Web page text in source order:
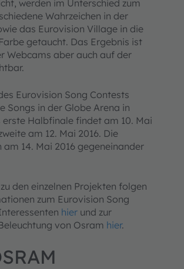
werden im Unterschied zum
Wahrzeichen in der
das Eurovision Village in die
getaucht. Das Ergebnis ist
Webcams aber auch auf der
Eurovision Song Contests
Songs in der Globe Arena in
erste Halbfinale findet am 10. Mai
am 12. Mai 2016. Die
am 14. Mai 2016 gegeneinander
den einzelnen Projekten folgen
zum Eurovision Song
hier und zur
von Osram hier.